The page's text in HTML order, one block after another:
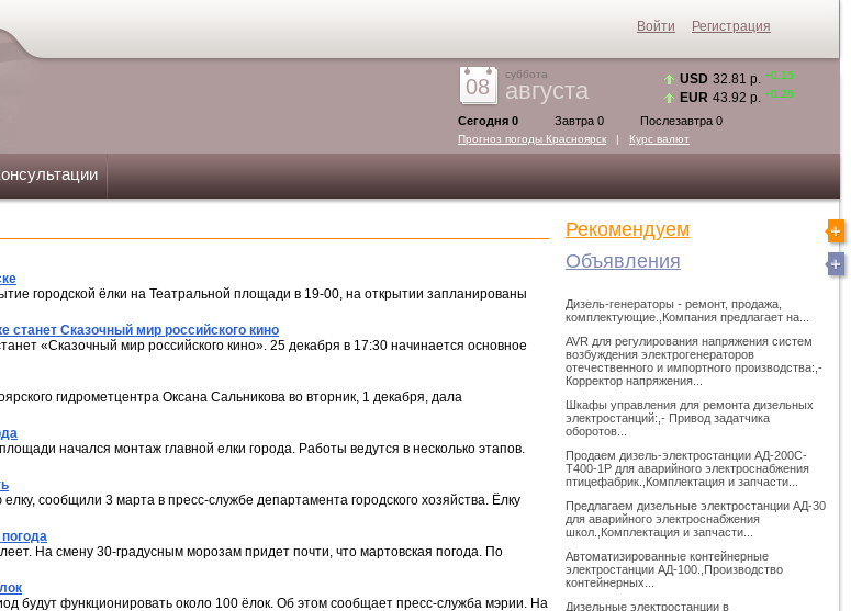
08
суббота
августа
Сегодня 0 Завтра 0 Послезавтра 0
Прогноз погоды Красноярск | Курс валют
USD 32.81 р. +0.15
EUR 43.92 р. +0.26
городской ёлки на Театральной площади в 19-00, на открытии запланированы
станет Сказочный мир российского кино
«Сказочный мир российского кино». 25 декабря в 17:30 начинается основное
гидрометцентра Оксана Сальникова во вторник, 1 декабря, дала
начался монтаж главной елки города. Работы ведутся в несколько этапов.
сообщили 3 марта в пресс-службе департамента городского хозяйства. Ёлку
На смену 30-градусным морозам придет почти, что мартовская погода. По
будут функционировать около 100 ёлок. Об этом сообщает пресс-служба мэрии. На
Рекомендуем
Объявления
Дизель-генераторы - ремонт, продажа,
комплектующие.,Компания предлагает на...
AVR для регулирования напряжения систем
возбуждения электрогенераторов
отечественного и импортного производства:,-
Корректор напряжения...
Шкафы управления для ремонта дизельных
электростанций:,- Привод задатчика
оборотов...
Продаем дизель-электростанции АД-200С-
Т400-1Р для аварийного электроснабжения
птицефабрик.,Комплектация и запчасти...
Предлагаем дизельные электростанции АД-30
для аварийного электроснабжения
школ.,Комплектация и запчасти...
Автоматизированные контейнерные
электростанции АД-100.,Производство
контейнерных...
Дизельные электростанции в
Войти Регистрация